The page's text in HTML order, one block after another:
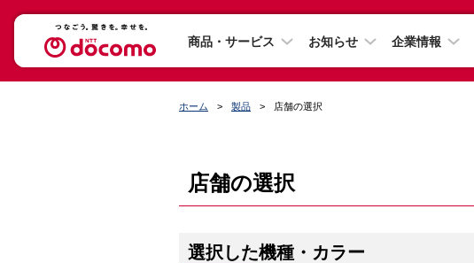
商品・サービス お知らせ 企業情報
ホーム 製品 店舗の選択
店舗の選択
選択した機種・カラー